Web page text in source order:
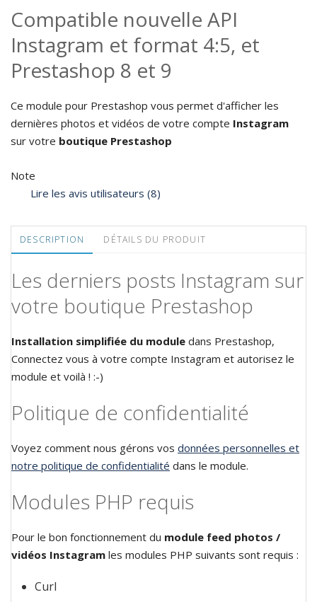
Compatible nouvelle API
Instagram et format 4:5, et
Prestashop 8 et 9
Ce module pour Prestashop vous permet d'afficher les
dernières photos et vidéos de votre compte Instagram
sur votre boutique Prestashop
Note
Lire les avis utilisateurs (8)
DESCRIPTION DÉTAILS DU PRODUIT
Les derniers posts Instagram sur
votre boutique Prestashop
Installation simplifiée du module dans Prestashop,
Connectez vous à votre compte Instagram et autorisez le
module et voilà ! :-)
Politique de confidentialité
Voyez comment nous gérons vos données personnelles et
notre politique de confidentialité dans le module.
Modules PHP requis
Pour le bon fonctionnement du module feed photos /
vidéos Instagram les modules PHP suivants sont requis :
Curl